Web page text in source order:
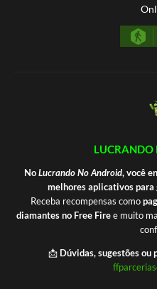
NoLucrando No Android, você
melhores aplicativos para
Receba recompensas como
diamantes no Free Firee muito
📩 Dúvidas, sugestões ou